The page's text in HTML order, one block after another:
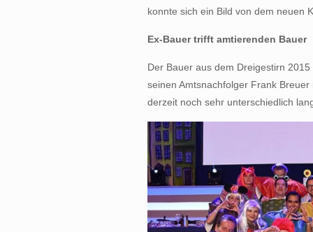
konnte sich ein Bild von dem neuen
Ex-Bauer trifft amtierenden Bauer
Der Bauer aus dem Dreigestirn
seinen Amtsnachfolger Frank
derzeit noch sehr unterschiedlich